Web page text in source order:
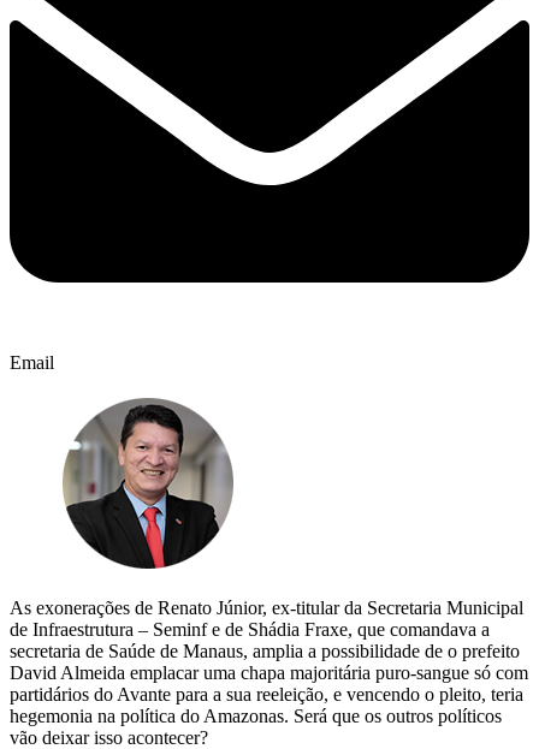
Email
As exonerações de Renato Júnior, ex-titular da Secretaria Municipal
de Infraestrutura – Seminf e de Shádia Fraxe, que comandava a
secretaria de Saúde de Manaus, amplia a possibilidade de o prefeito
David Almeida emplacar uma chapa majoritária puro-sangue só com
partidários do Avante para a sua reeleição, e vencendo o pleito, teria
hegemonia na política do Amazonas. Será que os outros políticos
vão deixar isso acontecer?